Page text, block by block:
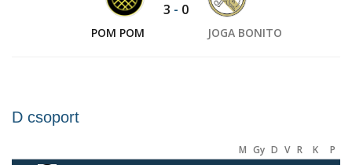
POM POM
3 - 0
JOGA BONITO
D csoport
M Gy D V R K P